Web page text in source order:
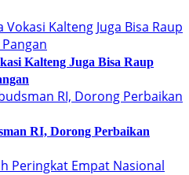
Kalteng Juga Bisa Raup
RI, Dorong Perbaikan